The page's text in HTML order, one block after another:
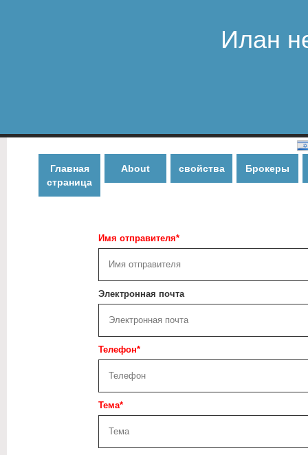
Илан
Главная
страница
About свойства Брокеры
Имя отправителя*
Электронная почта
Телефон*
Тема*